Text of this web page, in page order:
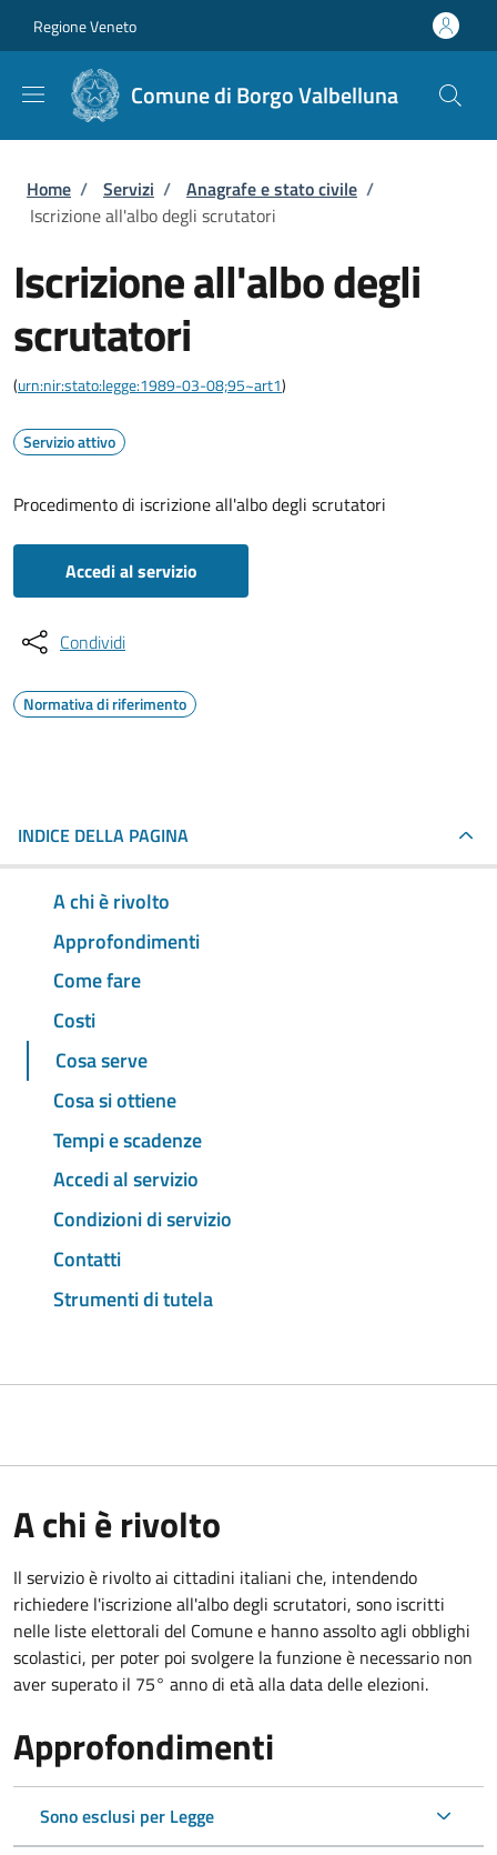
Regione Veneto
Comune di Borgo Valbelluna
Briciole di pane
Home / Servizi / Anagrafe e stato civile /
Iscrizione all'albo degli scrutatori
Iscrizione all'albo degli
scrutatori
(urn:nir:stato:legge:1989-03-08;95~art1)
Servizio attivo
Procedimento di iscrizione all'albo degli scrutatori
Accedi al servizio
Condividi
Normativa di riferimento
INDICE DELLA PAGINA
A chi è rivolto
Approfondimenti
Come fare
Costi
Cosa serve
Cosa si ottiene
Tempi e scadenze
Accedi al servizio
Condizioni di servizio
Contatti
Strumenti di tutela
A chi è rivolto
Il servizio è rivolto ai cittadini italiani che, intendendo
richiedere l'iscrizione all'albo degli scrutatori, sono iscritti
nelle liste elettorali del Comune e hanno assolto agli obblighi
scolastici, per poter poi svolgere la funzione è necessario non
aver superato il 75° anno di età alla data delle elezioni.
Approfondimenti
Sono esclusi per Legge